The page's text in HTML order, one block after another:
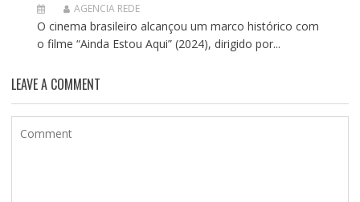
AGENCIA REDE
O cinema brasileiro alcançou um marco histórico com
o filme “Ainda Estou Aqui” (2024), dirigido por...
LEAVE A COMMENT